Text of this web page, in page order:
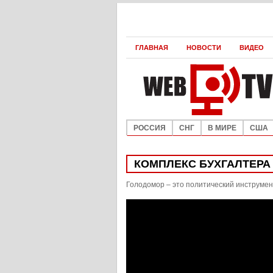
ГЛАВНАЯ НОВОСТИ ВИДЕО
РОССИЯ СНГ В МИРЕ США
КОМПЛЕКС БУХГАЛТЕРА
Голодомор – это политический